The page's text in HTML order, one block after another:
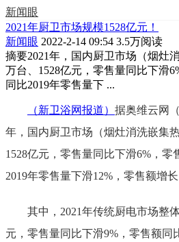
新闻眼
2021年厨卫市场规模1528亿元！
新闻眼 2022-2-14 09:54 3.5万阅读
摘要2021年，国内厨卫市场（烟灶
万台、1528亿元，零售量同比下滑
同比2019年零售量下 ...
（新卫浴网报道） 据奥维云网
年，国内厨卫市场（烟灶消洗嵌集
1528亿元，零售量同比下滑6%，零
2019年零售量下滑12%，零售额增长
其中，2021年传统厨电市场整
元，零售量同比下滑9%，零售额同